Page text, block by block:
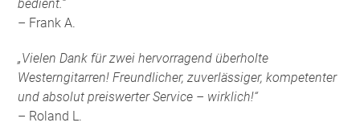
bedient.“
– Frank A.
„Vielen Dank für zwei hervorragend überholte
Westerngitarren! Freundlicher, zuverlässiger, kompetenter
und absolut preiswerter Service – wirklich!“
– Roland L.